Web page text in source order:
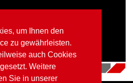
um Ihnen den
zu gewährleisten.
auch Cookies
Weitere
Sie in unserer
16.07.2018